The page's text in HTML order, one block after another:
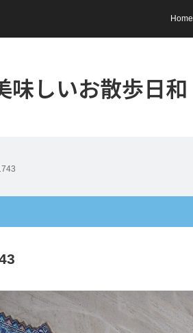
Home
味しいお散歩日和